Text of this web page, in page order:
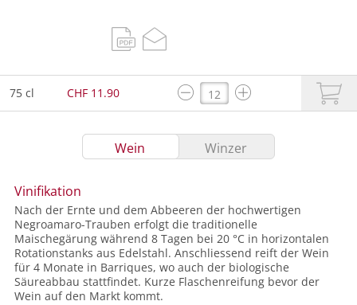
75 cl CHF 11.90
Wein Winzer
Vinifikation
Nach der Ernte und dem Abbeeren der hochwertigen
Negroamaro-Trauben erfolgt die traditionelle
Maischegärung während 8 Tagen bei 20 °C in horizontalen
Rotationstanks aus Edelstahl. Anschliessend reift der Wein
für 4 Monate in Barriques, wo auch der biologische
Säureabbau stattfindet. Kurze Flaschenreifung bevor der
Wein auf den Markt kommt.